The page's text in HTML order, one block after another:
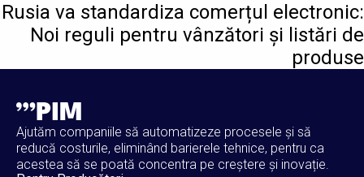
Rusia va standardiza comerțul electronic:
Noi reguli pentru vânzători și listări de
produse
Ajutăm companiile să automatizeze procesele și să
reducă costurile, eliminând barierele tehnice, pentru ca
acestea să se poată concentra pe creștere și inovație.